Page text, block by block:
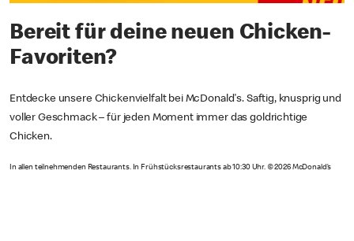
Bereit für deine neuen Chicken-
Favoriten?
Entdecke unsere Chickenvielfalt bei McDonald's. Saftig, knusprig und
voller Geschmack – für jeden Moment immer das goldrichtige
Chicken.
In allen teilnehmenden Restaurants. In Frühstücksrestaurants ab 10:30 Uhr. © 2026 McDonald’s